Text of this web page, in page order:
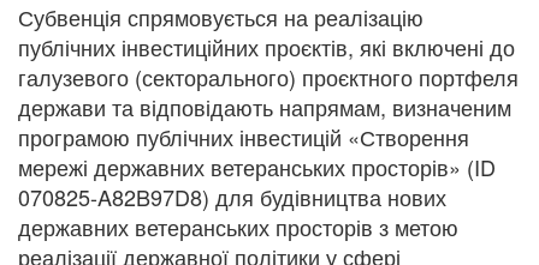
Субвенція спрямовується на реалізацію
публічних інвестиційних проєктів, які включені до
галузевого (секторального) проєктного портфеля
держави та відповідають напрямам, визначеним
програмою публічних інвестицій «Створення
мережі державних ветеранських просторів» (ID
070825-A82B97D8) для будівництва нових
державних ветеранських просторів з метою
реалізації державної політики у сфері